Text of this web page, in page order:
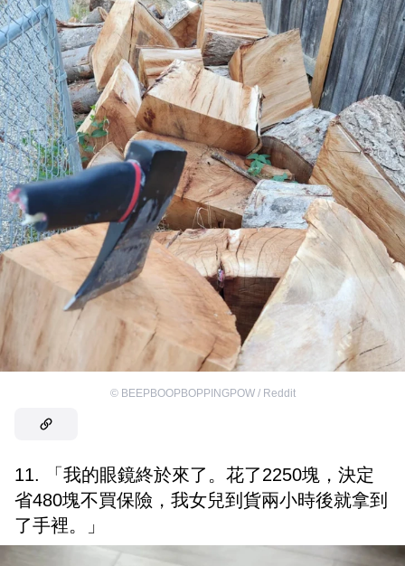
© BEEPBOOPBOPPINGPOW / Reddit
11. 「我的眼鏡終於來了。花了2250塊，決定
省480塊不買保險，我女兒到貨兩小時後就拿到
了手裡。」